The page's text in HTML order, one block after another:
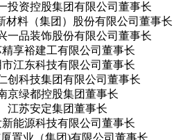
投资控股集团有限公司董事长
材料（集团）股份有限公司董事长
一品装饰股份有限公司董事长
享裕建工有限公司董事长
江东科技有限公司董事长
创科技集团有限公司董事长
京绿都控股集团董事长
江苏安定集团董事长
能源科技有限公司董事长
置业（集团)有限公司董事长